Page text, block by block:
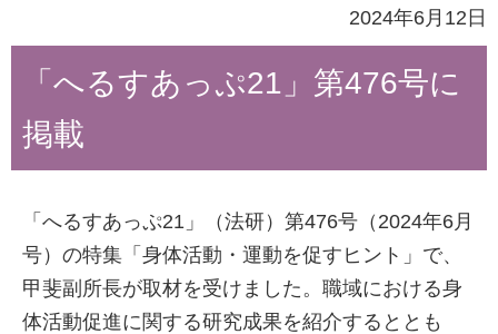
2024年6月12日
「へるすあっぷ21」第476号に
掲載
「へるすあっぷ21」（法研）第476号（2024年6月
号）の特集「身体活動・運動を促すヒント」で、
甲斐副所長が取材を受けました。職域における身
体活動促進に関する研究成果を紹介するととも